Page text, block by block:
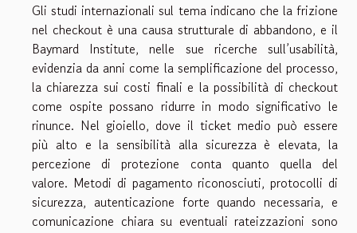
Gli studi internazionali sul tema indicano che la frizione
nel checkout è una causa strutturale di abbandono, e il
Baymard Institute, nelle sue ricerche sull’usabilità,
evidenzia da anni come la semplificazione del processo,
la chiarezza sui costi finali e la possibilità di checkout
come ospite possano ridurre in modo significativo le
rinunce. Nel gioiello, dove il ticket medio può essere
più alto e la sensibilità alla sicurezza è elevata, la
percezione di protezione conta quanto quella del
valore. Metodi di pagamento riconosciuti, protocolli di
sicurezza, autenticazione forte quando necessaria, e
comunicazione chiara su eventuali rateizzazioni sono